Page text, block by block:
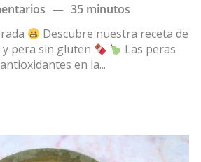
— 35 minutos
Descubre nuestra receta de
pera sin gluten
Las peras
en la...